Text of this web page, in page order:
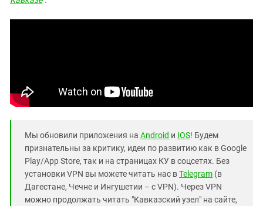
Мы обновили приложения на Android и IOS! Будем
признательны за критику, идеи по развитию как в Google
Play/App Store, так и на страницах КУ в соцсетях. Без
установки VPN вы можете читать нас вTelegram (в
Дагестане, Чечне и Ингушетии – с VPN). Через VPN
можно продолжать читать "Кавказский узел" на сайте,